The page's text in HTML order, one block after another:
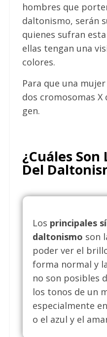
hombres que
daltonismo, serán
quienes sufran
ellas tengan una
colores.
Para que una
dos cromosomas
gen.
¿Cuáles Son
Del
Los principales
daltonismo son
poder ver el
forma normal y
no son posibles
los tonos de un
especialmente
o el azul y el